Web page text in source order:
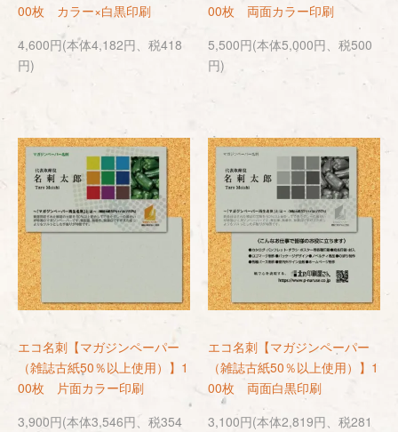
00枚 カラー×白黒印刷
4,600円(本体4,182円、税418
円)
00枚 両面カラー印刷
5,500円(本体5,000円、税500
円)
エコ名刺【マガジンペーパー
（雑誌古紙50％以上使用）】1
00枚 片面カラー印刷
3,900円(本体3,546円、税354
エコ名刺【マガジンペーパー
（雑誌古紙50％以上使用）】1
00枚 両面白黒印刷
3,100円(本体2,819円、税281